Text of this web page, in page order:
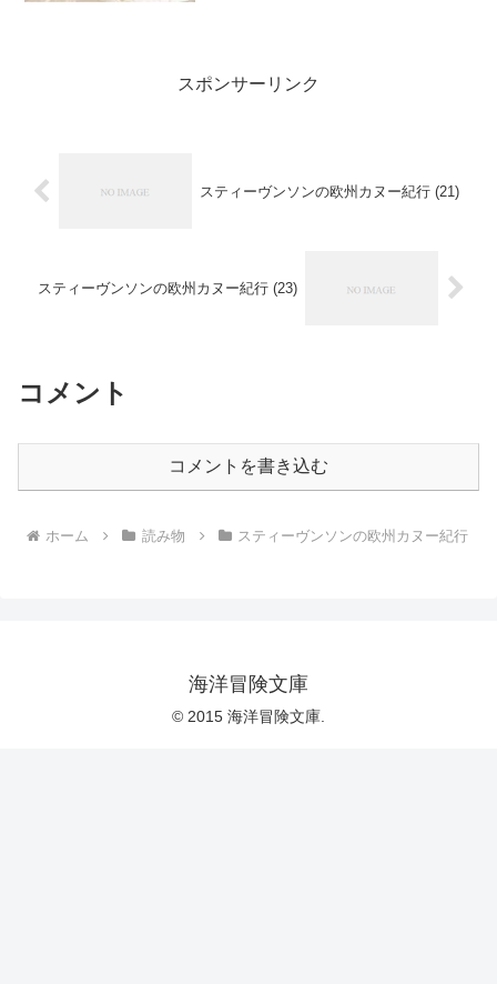
スポンサーリンク
スティーヴンソンの欧州カヌー紀行 (21)
スティーヴンソンの欧州カヌー紀行 (23)
コメント
コメントを書き込む
ホーム 読み物 スティーヴンソンの欧州カヌー紀行
海洋冒険文庫
© 2015 海洋冒険文庫.